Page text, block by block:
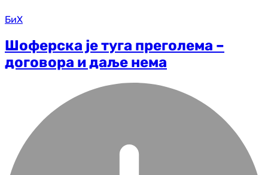
БиХ
Шоферска је туга преголема –
договора и даље нема